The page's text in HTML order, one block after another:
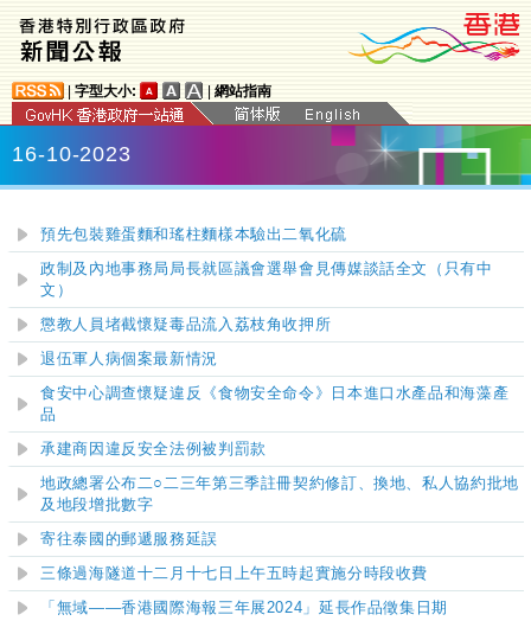
字型大小: 網站指南
16-10-2023
預先包裝雞蛋麵和瑤柱麵樣本驗出二氧化硫
政制及內地事務局局長就區議會選舉會見傳媒談話全文（只有中
文）
懲教人員堵截懷疑毒品流入荔枝角收押所
退伍軍人病個案最新情況
食安中心調查懷疑違反《食物安全命令》日本進口水產品和海藻產
品
承建商因違反安全法例被判罰款
地政總署公布二○二三年第三季註冊契約修訂、換地、私人協約批地
及地段增批數字
寄往泰國的郵遞服務延誤
三條過海隧道十二月十七日上午五時起實施分時段收費
「無域——香港國際海報三年展2024」延長作品徵集日期